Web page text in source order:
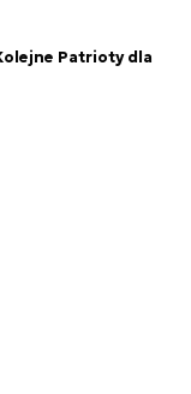
Patrioty dla